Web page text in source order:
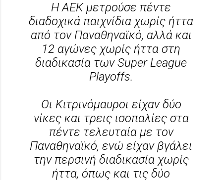
Η ΑΕΚ μετρούσε πέντε
διαδοχικά παιχνίδια χωρίς ήττα
από τον Παναθηναϊκό, αλλά και
12 αγώνες χωρίς ήττα στη
διαδικασία των Super League
Playoffs.
Οι Κιτρινόμαυροι είχαν δύο
νίκες και τρεις ισοπαλίες στα
πέντε τελευταία με τον
Παναθηναϊκό, ενώ είχαν βγάλει
την περσινή διαδικασία χωρίς
ήττα, όπως και τις δύο